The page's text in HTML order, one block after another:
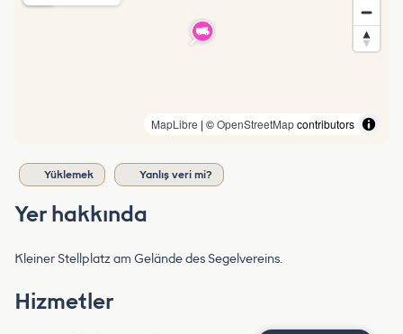
MapLibre | ©OpenStreetMapcontributors
Yüklemek Yanlış veri mi?
Yer hakkında
Kleiner Stellplatz am Gelände des Segelvereins.
Hizmetler